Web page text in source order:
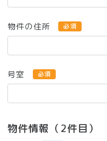
物件の住所 必須
号室 必須
物件情報（2件目）